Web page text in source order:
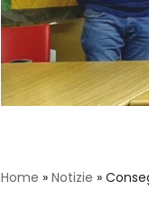
Home » Notizie »